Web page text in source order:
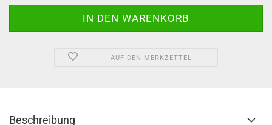
AUF DEN MERKZETTEL
Beschreibung